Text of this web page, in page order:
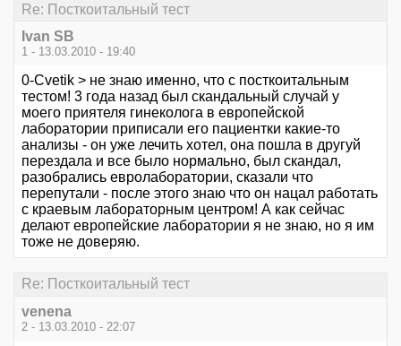
Re: Посткоитальный тест
Ivan SB
1 - 13.03.2010 - 19:40
0-Cvetik > не знаю именно, что с посткоитальным
тестом! 3 года назад был скандальный случай у
моего приятеля гинеколога в европейской
лаборатории приписали его пациентки какие-то
анализы - он уже лечить хотел, она пошла в другуй
перездала и все было нормально, был скандал,
разобрались евролаборатории, сказали что
перепутали - после этого знаю что он нацал работать
с краевым лабораторным центром! А как сейчас
делают европейские лаборатории я не знаю, но я им
тоже не доверяю.
Re: Посткоитальный тест
venena
2 - 13.03.2010 - 22:07